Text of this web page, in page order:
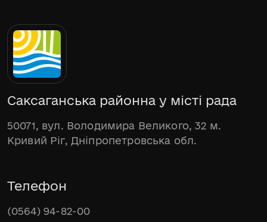
Саксаганська районна у місті рада
50071, вул. Володимира Великого, 32 м.
Кривий Ріг, Дніпропетровська обл.
Телефон
(0564) 94-82-00